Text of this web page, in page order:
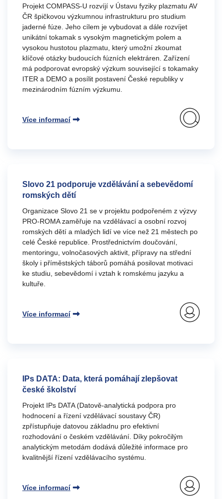
Projekt COMPASS-U rozvíjí v Ústavu fyziky plazmatu AV
ČR špičkovou výzkumnou infrastrukturu pro studium
jaderné fúze. Jeho cílem je vybudovat a dále rozvíjet
unikátní tokamak s vysokým magnetickým polem a
vysokou hustotou plazmatu, který umožní zkoumat
klíčové otázky budoucích fúzních elektráren. Zařízení
má podporovat evropský výzkum související s tokamaky
ITER a DEMO a posílit postavení České republiky v
mezinárodním fúzním výzkumu.
Více informací
Slovo 21 podporuje vzdělávání a sebevědomí
romských dětí
Organizace Slovo 21 se v projektu podpořeném z výzvy
PRO-ROMA zaměřuje na vzdělávací a osobní rozvoj
romských dětí a mladých lidí ve více než 21 městech po
celé České republice. Prostřednictvím doučování,
mentoringu, volnočasových aktivit, přípravy na střední
školy i příměstských táborů pomáhá posilovat motivaci
ke studiu, sebevědomí i vztah k romskému jazyku a
kultuře.
Více informací
IPs DATA: Data, která pomáhají zlepšovat
české školství
Projekt IPs DATA (Datově-analytická podpora pro
hodnocení a řízení vzdělávací soustavy ČR)
zpřístupňuje datovou základnu pro efektivní
rozhodování o českém vzdělávání. Díky pokročilým
analytickým metodám dodává důležité informace pro
kvalitnější řízení vzdělávacího systému.
Více informací